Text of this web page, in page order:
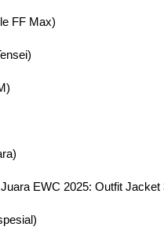
FF Max)
EWC 2025: Outfit Jacket